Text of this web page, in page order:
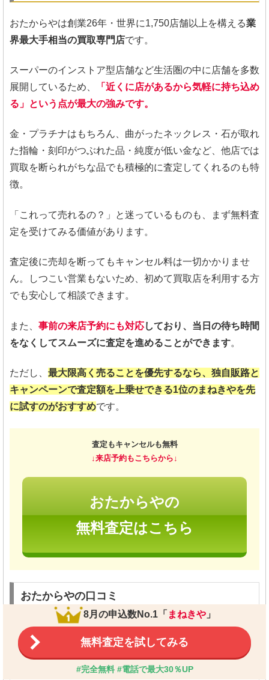
おたからやは創業26年・世界に1,750店舗以上を構える業
界最大手相当の買取専門店です。
スーパーのインストア型店舗など生活圏の中に店舗を多数
展開しているため、
「近くに店があるから気軽に持ち込め
る」という点が最大の強みです。
金・プラチナはもちろん、曲がったネックレス・石が取れ
た指輪・刻印がつぶれた品・純度が低い金など、他店では
買取を断られがちな品でも積極的に査定してくれるのも特
徴。
「これって売れるの？」と迷っているものも、まず無料査
定を受けてみる価値があります。
査定後に売却を断ってもキャンセル料は一切かかりませ
ん。しつこい営業もないため、初めて買取店を利用する方
でも安心して相談できます。
また、 事前の来店予約にも対応しており、当日の待ち時間
をなくしてスムーズに査定を進めることができます。
ただし、 最大限高く売ることを優先するなら、独自販路と
キャンペーンで査定額を上乗せできる1位のまねきやを先
に試すのがおすすめです。
査定もキャンセルも無料
↓来店予約もこちらから↓
おたからやの
無料査定はこちら
おたからやの口コミ
5男性｜30代
本日初めて利用させていただきました。
丁寧な査定と、たくさん会話もして下さり楽しい時
8月の申込数No.1「 まねきや 」
無料査定を試してみる
#完全無料 #電話で最大30％UP